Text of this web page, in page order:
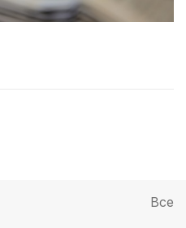
Все